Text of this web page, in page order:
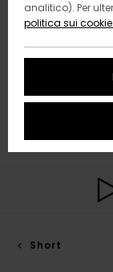
Short
analitico). Per
politica sui cookie